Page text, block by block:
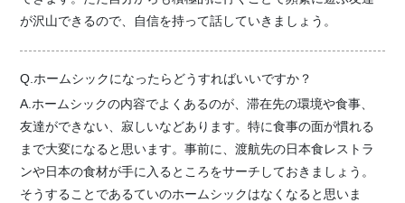
が沢山できるので、自信を持って話していきましょう。
Q.ホームシックになったらどうすればいいですか？
A.ホームシックの内容でよくあるのが、滞在先の環境や食事、
友達ができない、寂しいなどあります。特に食事の面が慣れる
まで大変になると思います。事前に、渡航先の日本食レストラ
ンや日本の食材が手に入るところをサーチしておきましょう。
そうすることであるていのホームシックはなくなると思いま